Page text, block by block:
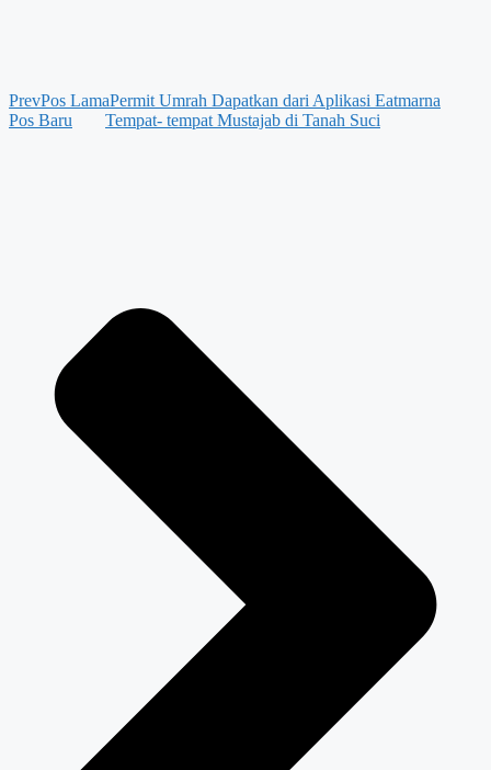
PrevPos LamaPermit Umrah Dapatkan dari Aplikasi Eatmarna
Pos Baru
Tempat- tempat Mustajab di Tanah Suci